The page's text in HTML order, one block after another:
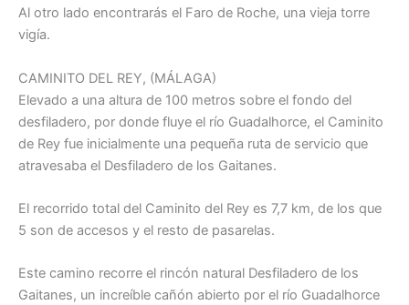
Al otro lado encontrarás el Faro de Roche, una vieja torre
vigía.
CAMINITO DEL REY, (MÁLAGA)
Elevado a una altura de 100 metros sobre el fondo del
desfiladero, por donde fluye el río Guadalhorce, el Caminito
de Rey fue inicialmente una pequeña ruta de servicio que
atravesaba el Desfiladero de los Gaitanes.
El recorrido total del Caminito del Rey es 7,7 km, de los que
5 son de accesos y el resto de pasarelas.
Este camino recorre el rincón natural Desfiladero de los
Gaitanes, un increíble cañón abierto por el río Guadalhorce